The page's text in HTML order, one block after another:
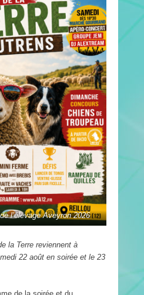
l’élevage Aveyron 2026
la Terre reviennent à
22 août en soirée et le 23